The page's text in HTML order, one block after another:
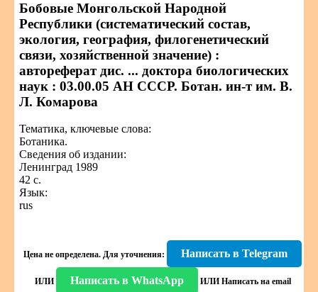
Бобовые Монгольской Народной
Республики (систематический состав,
экология, география, филогенетический
связи, хозяйственной значение) :
автореферат дис. ... доктора биологических
наук : 03.00.05 АН СССР. Ботан. ин-т им. В.
Л. Комарова
Тематика, ключевые слова:
Ботаника.
Сведения об издании:
Ленинград 1989
42 с.
Язык:
rus
Цена не определена. Для уточнения: Написать в Telegram
ИЛИ Написать в WhatsApp ИЛИ Написать на email